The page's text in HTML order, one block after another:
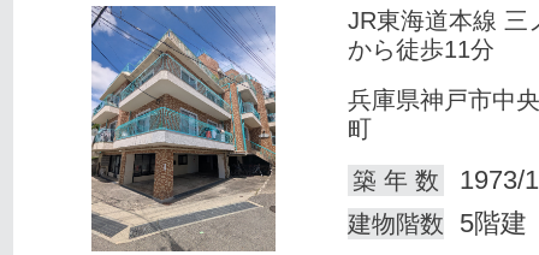
JR東海道本線 三
から徒歩11分
兵庫県神戸市中
町
築 年 数
1973/
建物階数 5階建